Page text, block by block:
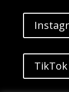
TikTok